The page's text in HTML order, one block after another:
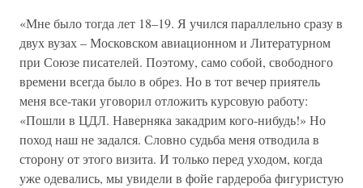
«Мне было тогда лет 18–19. Я учился параллельно сразу в
двух вузах – Московском авиационном и Литературном
при Союзе писателей. Поэтому, само собой, свободного
времени всегда было в обрез. Но в тот вечер приятель
меня все-таки уговорил отложить курсовую работу:
«Пошли в ЦДЛ. Наверняка закадрим кого-нибудь!» Но
поход наш не задался. Словно судьба меня отводила в
сторону от этого визита. И только перед уходом, когда
уже одевались, мы увидели в фойе гардероба фигуристую